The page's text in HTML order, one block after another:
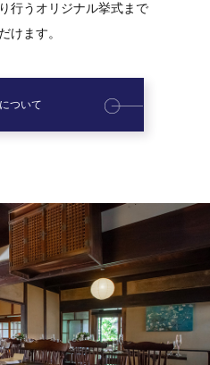
行うオリジナル挙式まで
けます。
ついて